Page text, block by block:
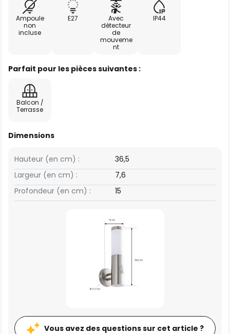
Ampoule
non
incluse
E27
Avec
détecteur
de
mouveme
nt
IP44
Parfait pour les pièces suivantes :
Balcon /
Terrasse
Dimensions
Largeur (en cm) : 7,6
Hauteur (en cm) : 36,5
Profondeur (en cm) : 15
Vous avez des questions sur cet article ?